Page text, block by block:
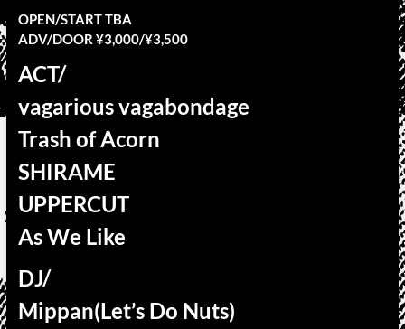
OPEN/START TBA
ADV/DOOR ¥3,000/¥3,500
ACT/
vagarious vagabondage
Trash of Acorn
SHIRAME
UPPERCUT
As We Like
DJ/
Mippan(Let’s Do Nuts)